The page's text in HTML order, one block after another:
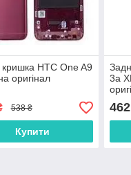
HTC One A9
оригінал
538 ₴
Купити
3a
462